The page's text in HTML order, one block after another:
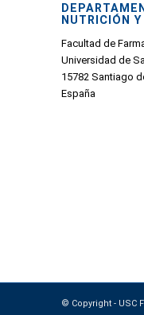
NUTRICIÓN
Facultad de
Universidad de
15782 Santiago
España
© Copyright - USC